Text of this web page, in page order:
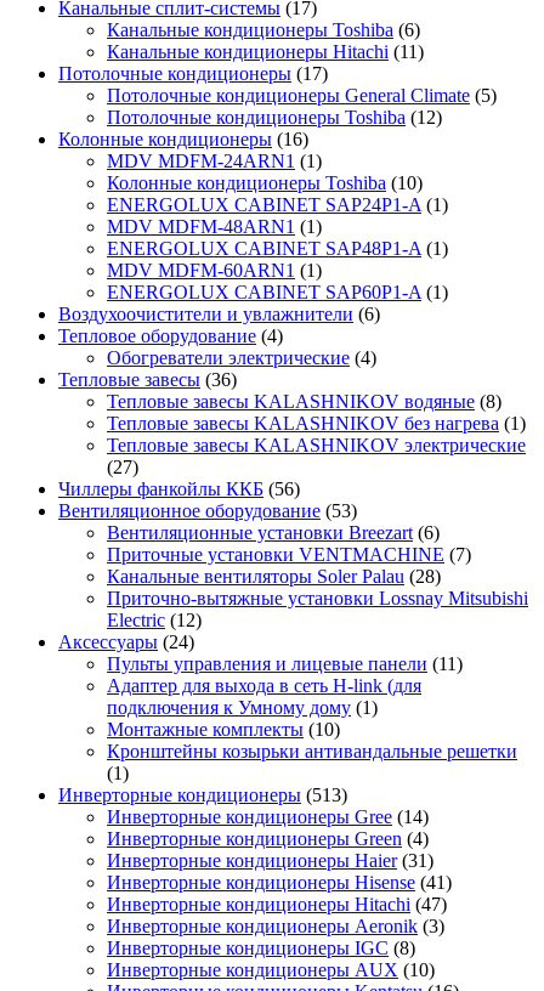
Канальные сплит-системы (17)
Канальные кондиционеры Toshiba (6)
Канальные кондиционеры Hitachi (11)
Потолочные кондиционеры (17)
Потолочные кондиционеры General Climate (5)
Потолочные кондиционеры Toshiba (12)
Колонные кондиционеры (16)
MDV MDFM-24ARN1 (1)
Колонные кондиционеры Toshiba (10)
ENERGOLUX CABINET SAP24P1-A (1)
MDV MDFM-48ARN1 (1)
ENERGOLUX CABINET SAP48P1-A (1)
MDV MDFM-60ARN1 (1)
ENERGOLUX CABINET SAP60P1-A (1)
Воздухоочистители и увлажнители (6)
Тепловое оборудование (4)
Обогреватели электрические (4)
Тепловые завесы (36)
Тепловые завесы KALASHNIKOV водяные (8)
Тепловые завесы KALASHNIKOV без нагрева (1)
Тепловые завесы KALASHNIKOV электрические
(27)
Чиллеры фанкойлы ККБ (56)
Вентиляционное оборудование (53)
Вентиляционные установки Breezart (6)
Приточные установки VENTMACHINE (7)
Канальные вентиляторы Soler Palau (28)
Приточно-вытяжные установки Lossnay Mitsubishi
Electric (12)
Аксессуары (24)
Пульты управления и лицевые панели (11)
Адаптер для выхода в сеть H-link (для
подключения к Умному дому (1)
Монтажные комплекты (10)
Кронштейны козырьки антивандальные решетки
(1)
Инверторные кондиционеры (513)
Инверторные кондиционеры Gree (14)
Инверторные кондиционеры Green (4)
Инверторные кондиционеры Haier (31)
Инверторные кондиционеры Hisense (41)
Инверторные кондиционеры Hitachi (47)
Инверторные кондиционеры Aeronik (3)
Инверторные кондиционеры IGC (8)
Инверторные кондиционеры AUX (10)